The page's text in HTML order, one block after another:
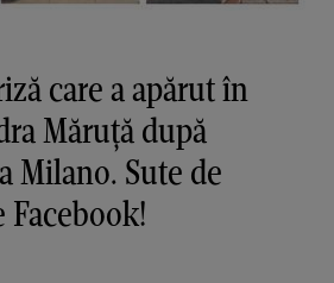
care a apărut în
Măruţă după
Milano. Sute de